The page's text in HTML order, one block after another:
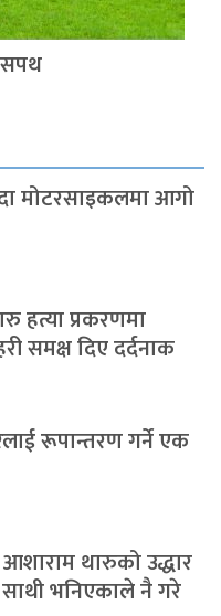
सपथ
मोटरसाइकलमा आगो
हत्या प्रकरणमा
समक्ष दिए दर्दनाक
रूपान्तरण गर्ने एक
आशाराम थारुको उद्धार
साथी भनिएकाले नै गरे